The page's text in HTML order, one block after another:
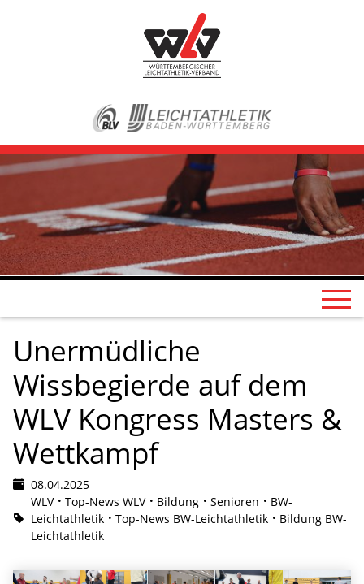
Unermüdliche
Wissbegierde auf dem
WLV Kongress Masters &
Wettkampf
08.04.2025
WLV
Top-News WLV Bildung Senioren
BW-
Leichtathletik
Top-News BW-Leichtathletik
Bildung BW-
Leichtathletik